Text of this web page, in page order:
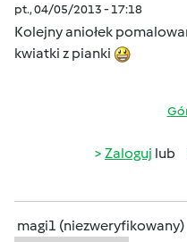
pt., 04/05/2013 - 17:18
Kolejny aniołek
kwiatki z pianki
Zaloguj lub
magi1 (niezweryfikowany)